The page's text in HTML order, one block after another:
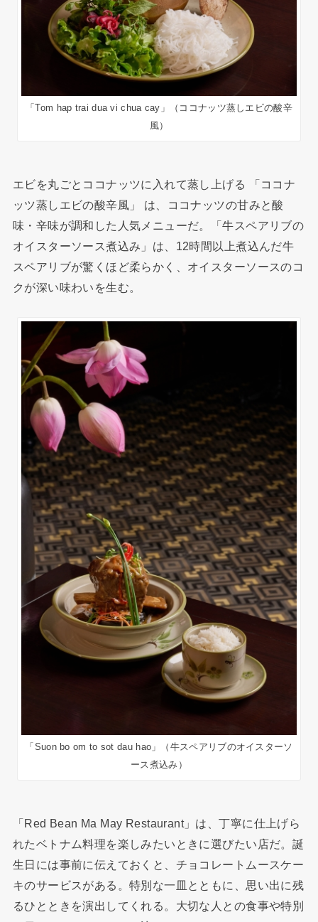
「Tom hap trai dua vi chua cay」（ココナッツ蒸しエビの酸辛
風）
エビを丸ごとココナッツに入れて蒸し上げる 「ココナ
ッツ蒸しエビの酸辛風」 は、ココナッツの甘みと酸
味・辛味が調和した人気メニューだ。「牛スペアリブの
オイスターソース煮込み」は、12時間以上煮込んだ牛
スペアリブが驚くほど柔らかく、オイスターソースのコ
クが深い味わいを生む。
「Suon bo om to sot dau hao」（牛スペアリブのオイスターソ
ース煮込み）
「Red Bean Ma May Restaurant」は、丁寧に仕上げら
れたベトナム料理を楽しみたいときに選びたい店だ。誕
生日には事前に伝えておくと、チョコレートムースケー
キのサービスがある。特別な一皿とともに、思い出に残
るひとときを演出してくれる。大切な人との食事や特別